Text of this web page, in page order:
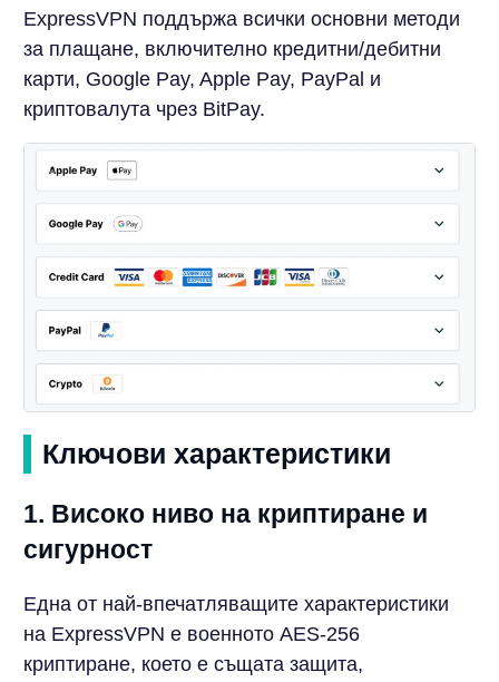
ExpressVPN поддържа всички основни методи
за плащане, включително кредитни/дебитни
карти, Google Pay, Apple Pay, PayPal и
криптовалута чрез BitPay.
Ключови характеристики
1. Високо ниво на криптиране и
сигурност
Една от най-впечатляващите характеристики
на ExpressVPN е военното AES-256
криптиране, което е същата защита,